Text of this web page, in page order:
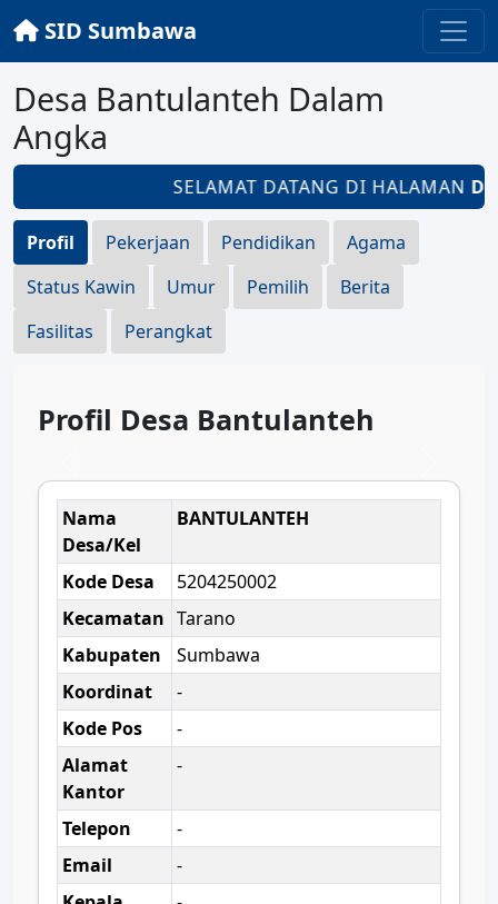
SID Sumbawa
Desa Bantulanteh Dalam
Angka
SELAMAT DATANG DI HALAMAN
Profil Pekerjaan Pendidikan
Agama
Status Kawin
Umur Pemilih
Berita
Fasilitas
Perangkat
Profil Desa Bantulanteh
Nama
Desa/Kel
BANTULANTEH
Kode Desa
5204250002
Kecamatan Tarano
Kabupaten
Sumbawa
Koordinat
-
Kode Pos
-
Alamat
Kantor
-
Telepon
-
Email
-